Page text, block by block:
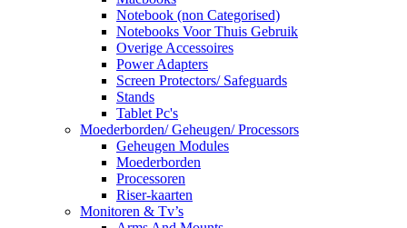
Notebook (non Categorised)
Notebooks Voor Thuis Gebruik
Overige Accessoires
Power Adapters
Screen Protectors/ Safeguards
Stands
Tablet Pc's
Moederborden/ Geheugen/ Processors
Geheugen Modules
Moederborden
Processoren
Riser-kaarten
Monitoren & Tv’s